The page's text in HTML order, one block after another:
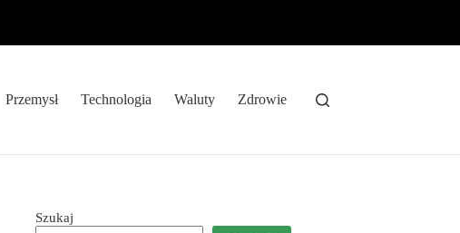
Przemysł Technologia Waluty Zdrowie
Szukaj